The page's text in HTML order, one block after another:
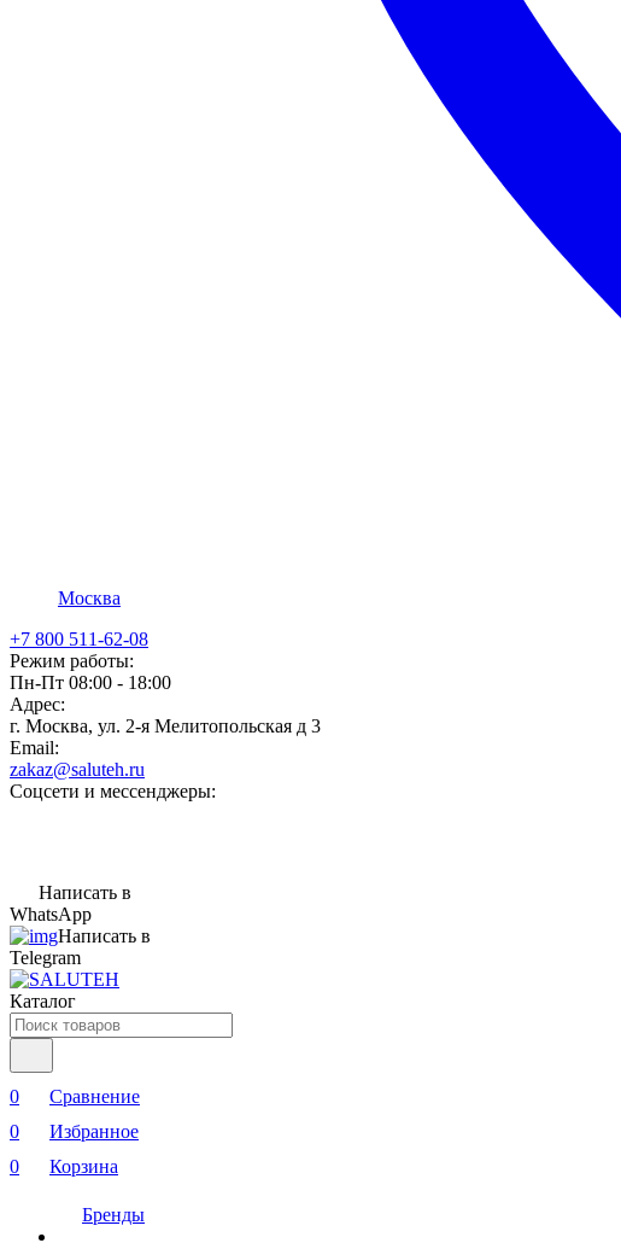
Москва
+7 800 511-62-08
Режим работы:
Пн-Пт 08:00 - 18:00
Адрес:
г. Москва, ул. 2-я Мелитопольская д 3
Email:
zakaz@saluteh.ru
Соцсети и мессенджеры:
Написать в
WhatsApp
Написать в
Telegram
Каталог
0
Сравнение
0
Избранное
0
Корзина
Бренды